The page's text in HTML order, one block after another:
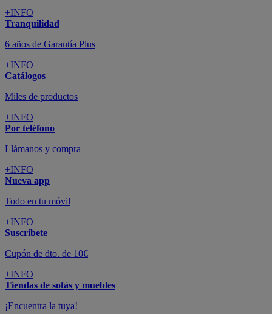
+INFO
Tranquilidad
6 años de Garantía Plus
+INFO
Catálogos
Miles de productos
+INFO
Por teléfono
Llámanos y compra
+INFO
Nueva app
Todo en tu móvil
+INFO
Suscríbete
Cupón de dto. de 10€
+INFO
Tiendas de sofás y muebles
¡Encuentra la tuya!